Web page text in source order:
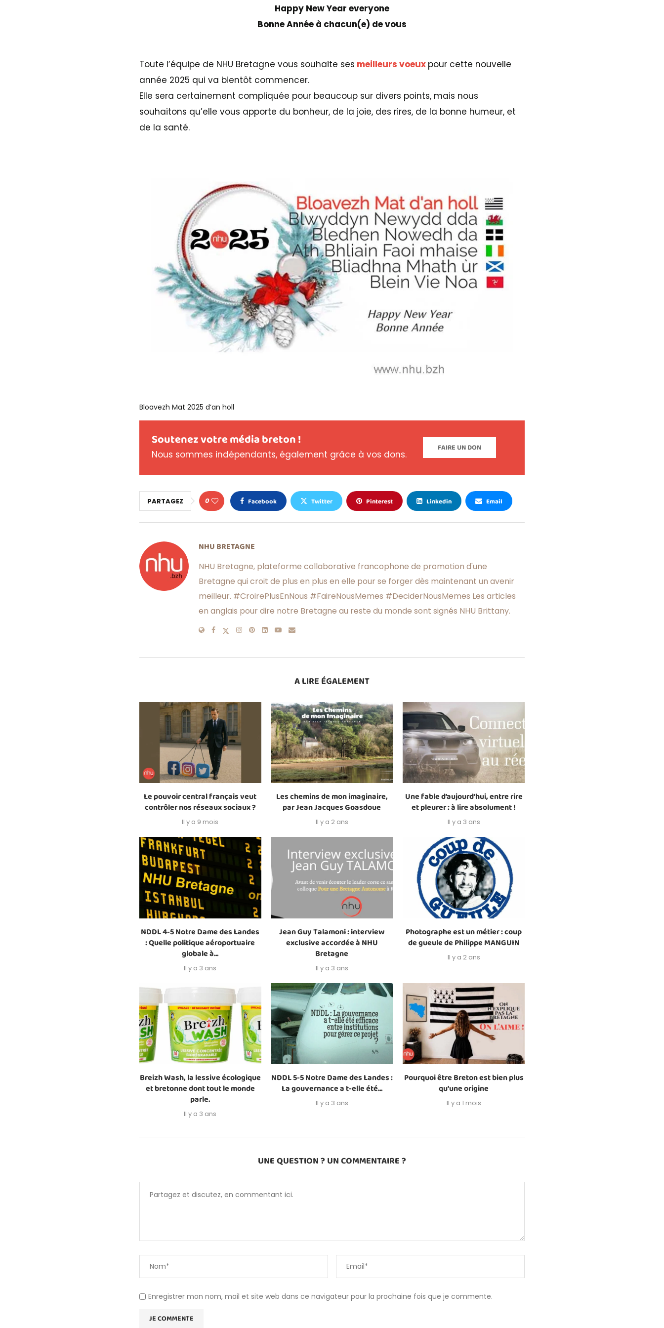
Happy New Year everyone
Bonne Année à chacun(e) de vous
Toute l’équipe de NHU Bretagne vous souhaite ses meilleurs voeux pour cette nouvelle
année 2025 qui va bientôt commencer.
Elle sera certainement compliquée pour beaucoup sur divers points, mais nous
souhaitons qu’elle vous apporte du bonheur, de la joie, des rires, de la bonne humeur, et
de la santé.
Bloavezh Mat 2025 d’an holl
Soutenez votre média breton !
Nous sommes indépendants, également grâce à vos dons.
FAIRE UN DON
PARTAGEZ 0 Facebook Twitter Pinterest Linkedin Email
NHU BRETAGNE
NHU Bretagne, plateforme collaborative francophone de promotion d'une
Bretagne qui croit de plus en plus en elle pour se forger dès maintenant un avenir
meilleur. #CroirePlusEnNous #FaireNousMemes #DeciderNousMemes Les articles
en anglais pour dire notre Bretagne au reste du monde sont signés NHU Brittany.
A LIRE ÉGALEMENT
Le pouvoir central français veut
contrôler nos réseaux sociaux ?
Il y a 9 mois
Les chemins de mon imaginaire,
par Jean Jacques Goasdoue
Il y a 2 ans
Une fable d’aujourd’hui, entre rire
et pleurer : à lire absolument !
Il y a 3 ans
NDDL 4-5 Notre Dame des Landes
: Quelle politique aéroportuaire
globale à...
Il y a 3 ans
Jean Guy Talamoni : interview
exclusive accordée à NHU
Bretagne
Il y a 3 ans
Photographe est un métier : coup
de gueule de Philippe MANGUIN
Il y a 2 ans
Breizh Wash, la lessive écologique
et bretonne dont tout le monde
parle.
Il y a 3 ans
NDDL 5-5 Notre Dame des Landes :
La gouvernance a t-elle été...
Il y a 3 ans
Pourquoi être Breton est bien plus
qu’une origine
Il y a 1 mois
UNE QUESTION ? UN COMMENTAIRE ?
Enregistrer mon nom, mail et site web dans ce navigateur pour la prochaine fois que je commente.